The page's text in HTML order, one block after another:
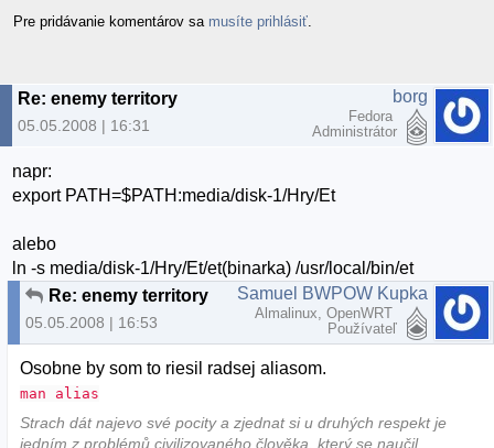
Pre pridávanie komentárov sa musíte prihlásiť
Re: enemy territory
05.05.2008 | 16:31
borg
Fedora
Administrátor
napr:
export PATH=$PATH:media/disk-1/Hry/Et
alebo
ln -s media/disk-1/Hry/Et/et(binarka) /usr/local/bin/et
Re: enemy territory
05.05.2008 | 16:53
Samuel BWPOW Kupka
Almalinux, OpenWRT
Používateľ
Osobne by som to riesil radsej aliasom.
man alias
Strach dát najevo své pocity a zjednat si u druhých respekt je
jedním z problémů civilizovaného člověka, který se naučil